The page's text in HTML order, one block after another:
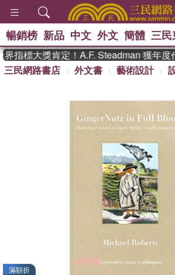
熱搜： 東野圭吾
登輝時代 、 數
偉大的迷走神經
暢銷榜 新品 中文 外文 簡體 三
指標大獎肯定！A.F. Steadman 獲年度
三民網路書店
外文書 藝術設計
滿額折